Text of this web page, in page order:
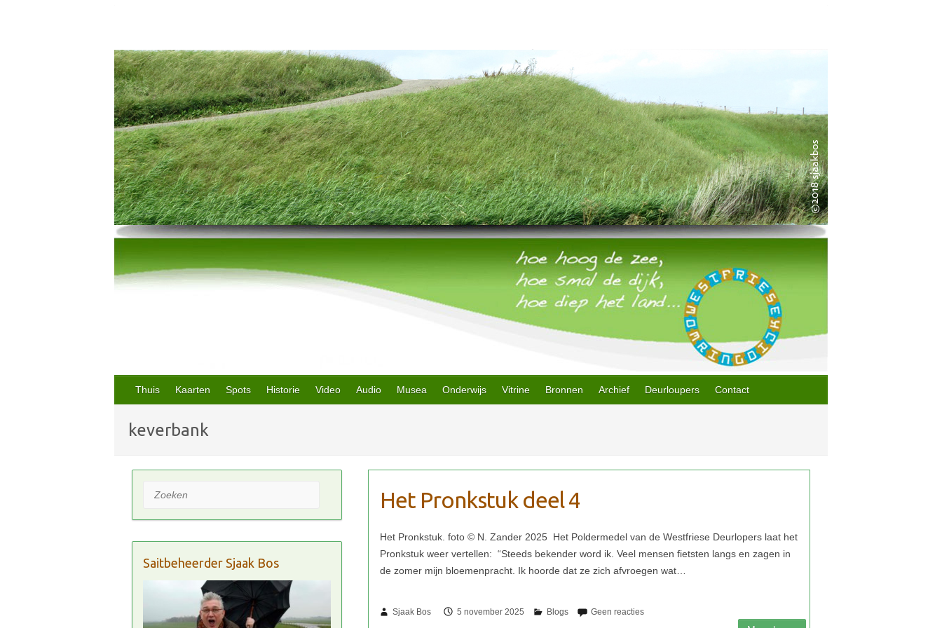
Thuis Kaarten Spots Historie Video Audio Musea Onderwijs Vitrine Bronnen Archief Deurloupers Contact
keverbank
Het Pronkstuk deel 4
Sjaak Bos 5 november 2025
Zoeken
Saitbeheerder Sjaak Bos